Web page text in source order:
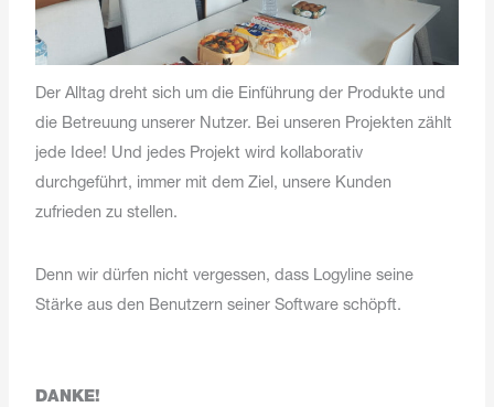
Der Alltag dreht sich um die Einführung der Produkte und
die Betreuung unserer Nutzer. Bei unseren Projekten zählt
jede Idee! Und jedes Projekt wird kollaborativ
durchgeführt, immer mit dem Ziel, unsere Kunden
zufrieden zu stellen.
Denn wir dürfen nicht vergessen, dass Logyline seine
Stärke aus den Benutzern seiner Software schöpft.
DANKE!